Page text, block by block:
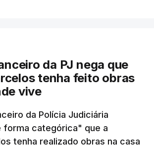
da PJ nega que
tenha feito obras
vive
da Polícia Judiciária
forma categórica" que a
tenha realizado obras na casa